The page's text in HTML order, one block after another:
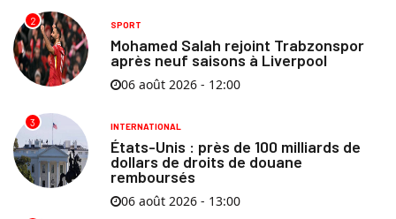
2 SPORT
Mohamed Salah rejoint Trabzonspor
après neuf saisons à Liverpool
06 août 2026 - 12:00
3 INTERNATIONAL
États-Unis : près de 100 milliards de
dollars de droits de douane
remboursés
06 août 2026 - 13:00